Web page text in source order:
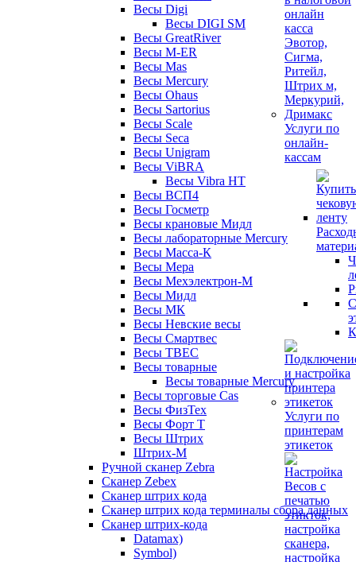
Весы Digi
Весы DIGI SM
Весы GreatRiver
Весы M-ER
Весы Mas
Весы Mercury
Весы Ohaus
Весы Sartorius
Весы Scale
Весы Seca
Весы Unigram
Весы ViBRA
Весы Vibra HT
Весы ВСП4
Весы Госметр
Весы крановые Мидл
Весы лабораторные Mercury
Весы Масса-К
Весы Мера
Весы Мехэлектрон-М
Весы Мидл
Весы МК
Весы Невские весы
Весы Смартвес
Весы ТВЕС
Весы товарные
Весы товарные Mercury
Весы торговые Cas
Весы ФизТех
Весы Форт Т
Весы Штрих
Штрих-М
Ручной сканер Zebra
Сканер Zebex
Сканер штрих кода
Сканер штрих кода терминалы сбора данных
Сканер штрих-кода
Datamax)
Symbol)
Услуги по
онлайн-
кассам
Услуги по
принтерам
этикеток